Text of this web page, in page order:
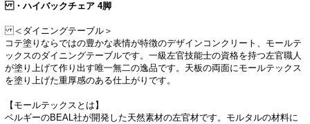
・ハイバックチェア 4脚
＜ダイニングテーブル＞
コテ塗りならではの豊かな表情が特徴のデザインコンクリート、モールテ
ックスのダイニングテーブルです。一級左官技能士の資格を持つ左官職人
が塗り上げて作り出す唯一無二の逸品です。天板の両面にモールテックス
を塗り上げた重厚感のある仕上がりです。
【モールテックスとは】
ベルギーのBEAL社が開発した天然素材の左官材です。モルタルの材料に